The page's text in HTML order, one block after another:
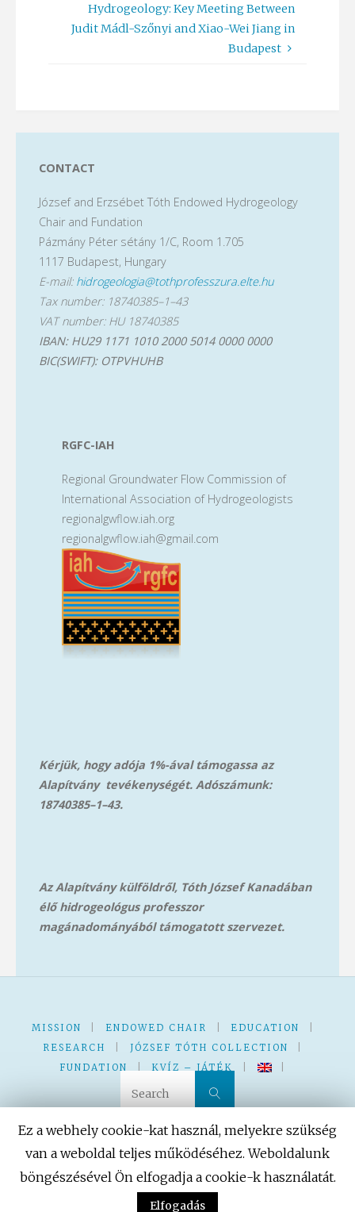
Hydrogeology: Key Meeting Between
Judit Mádl-Szőnyi and Xiao-Wei Jiang in
Budapest
CONTACT
József and Erzsébet Tóth Endowed Hydrogeology
Chair and Fundation
Pázmány Péter sétány 1/C, Room 1.705
1117 Budapest, Hungary
E-mail: hidrogeologia@tothprofesszura.elte.hu
Tax number: 18740385–1–43
VAT number: HU 18740385
IBAN: HU29 1171 1010 2000 5014 0000 0000
BIC(SWIFT): OTPVHUHB
RGFC-IAH
Regional Groundwater Flow Commission of
International Association of Hydrogeologists
regionalgwflow.iah.org
regionalgwflow.iah@gmail.com
Kérjük, hogy adója 1%-ával támogassa az
Alapítvány tevékenységét. Adószámunk:
18740385–1–43.
Az Alapítvány külföldről, Tóth József Kanadában
élő hidrogeológus professzor
magánadományából támogatott szervezet.
MISSION ENDOWED CHAIR EDUCATION
RESEARCH
JÓZSEF TÓTH COLLECTION
FUNDATION
KVÍZ – JÁTÉK
Search
Powered byFluida&WordPress.
Ez a webhely cookie-kat használ, melyekre szükség
van a weboldal teljes működéséhez. Weboldalunk
böngészésével Ön elfogadja a cookie-k használatát.
Elfogadás